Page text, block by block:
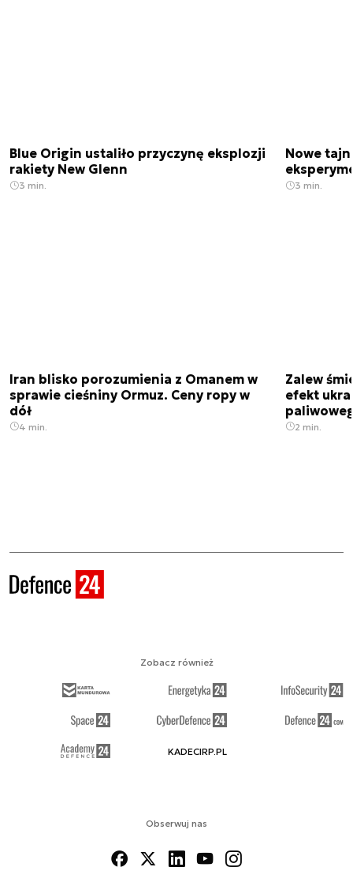
Blue Origin ustaliło przyczynę eksplozji
rakiety New Glenn
3 min.
Nowe
3 min.
Iran blisko porozumienia z Omanem w
sprawie cieśniny Ormuz. Ceny ropy w
dół
4 min.
Zalew
efekt
2 min.
Obserwuj nas
Zobacz również
KADECIRP.PL